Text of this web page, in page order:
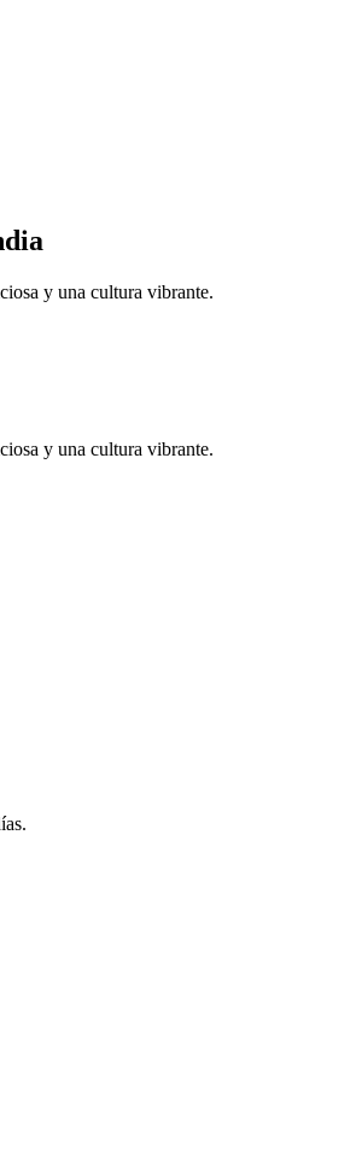
y una cultura vibrante.
y una cultura vibrante.